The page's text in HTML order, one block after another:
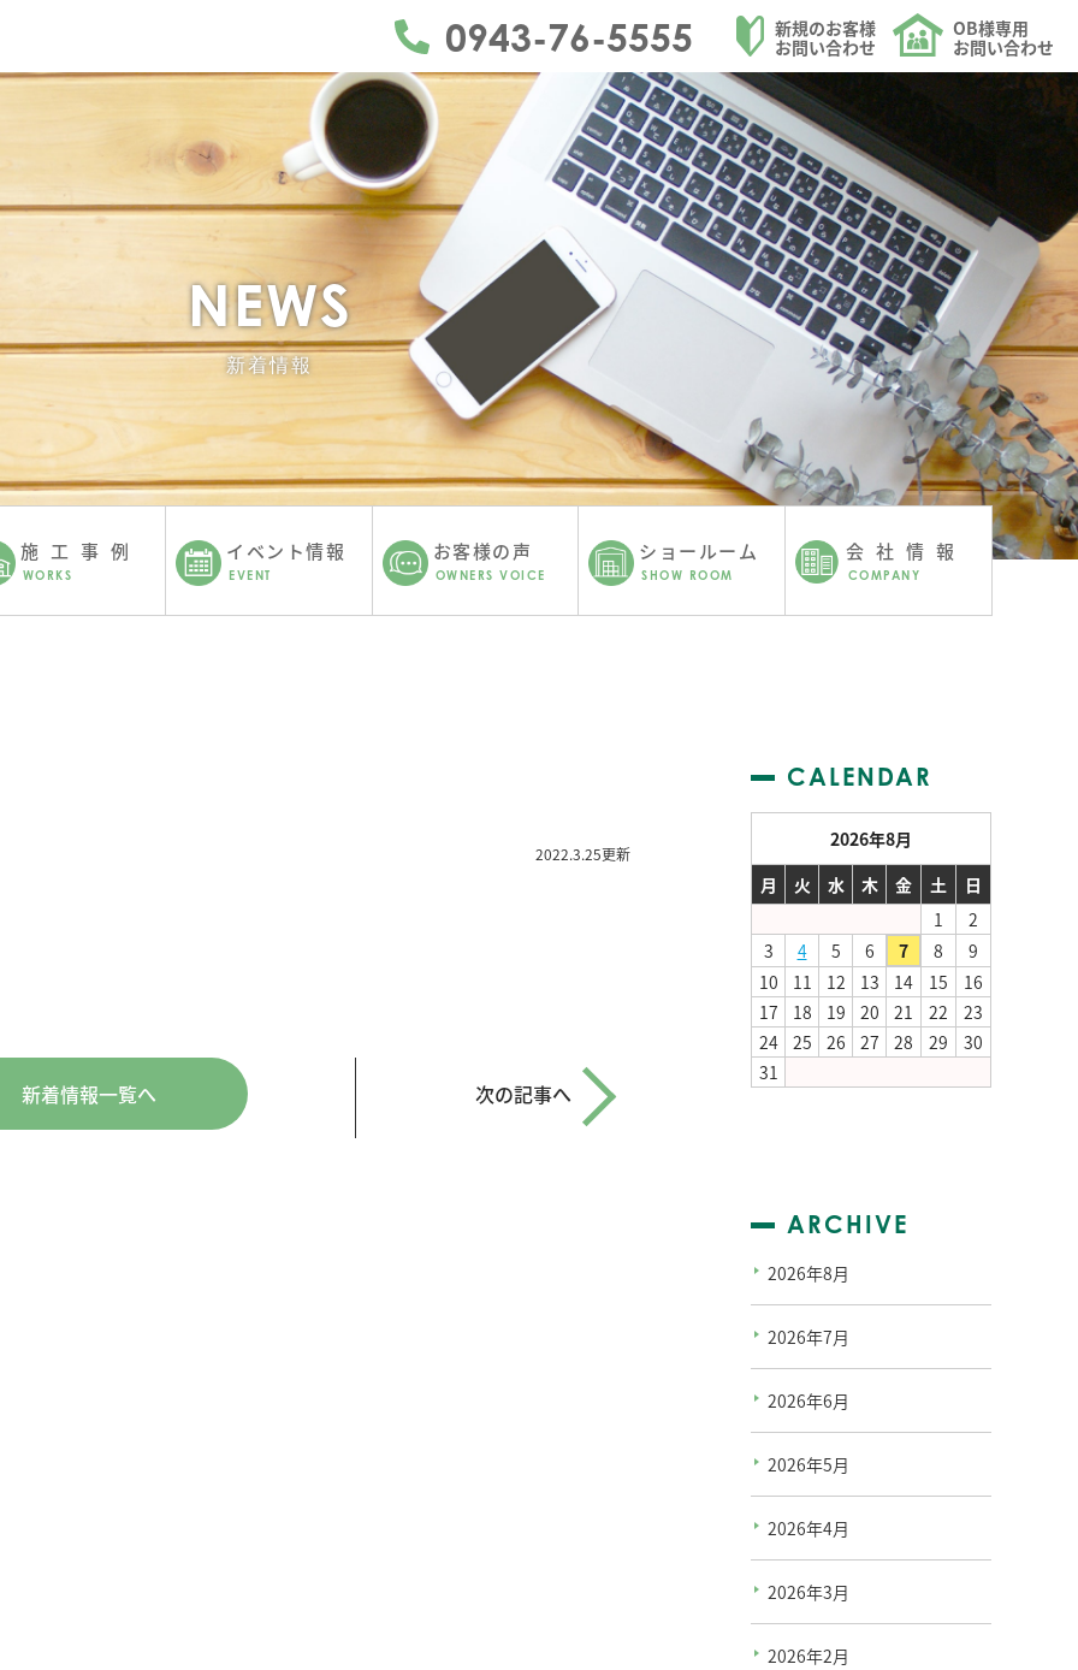
うきは市・久留米市・朝倉市・日田市を中心にリフォームを請け負う大和ハウジングの施工事例を更新しました。のペー
0943-76-5555
新規のお客様
お問い合わせ
OB様専用
お問い合わせ
施工事例
WORKS
イベント情報
EVENT
お客様の声
OWNERS VOICE
ショールーム
SHOW ROOM
会社情報
COMPANY
NEWS
新着情報
2022.3.25更新
新着情報一覧へ 次の記事へ
CALENDAR
2026年8月
月
火 水 木 金 土
日
1
2
3
4 5 6 7 8
9
10
11 12 13 14 15
16
17
18 19 20 21 22
23
24
25 26 27 28 29
30
31
ARCHIVE
2026年8月
2026年7月
2026年6月
2026年5月
2026年4月
2026年3月
2026年2月